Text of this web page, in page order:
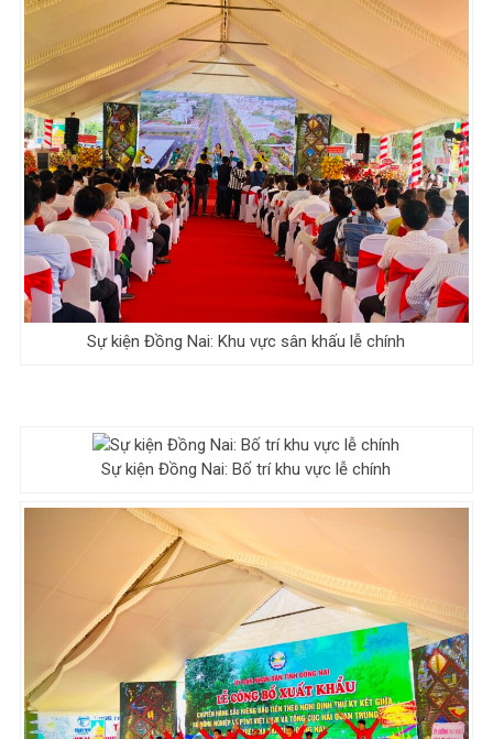
Sự kiện Đồng Nai: Khu vực sân khấu lễ chính
Sự kiện Đồng Nai: Bố trí khu vực lễ chính